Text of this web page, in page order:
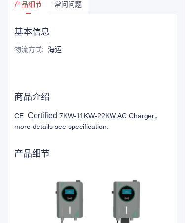
产品细节 常问问题
基本信息
物流方式: 海运
商品介绍
CE Certified 7KW-11KW-22KW AC Charger，
more details see specification.
产品细节